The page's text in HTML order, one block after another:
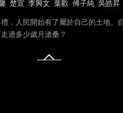
楚宣 李興文 葉歡 傅子純 吳皓昇
，人民開始有了屬於自己的土地
過多少歲月滄桑？